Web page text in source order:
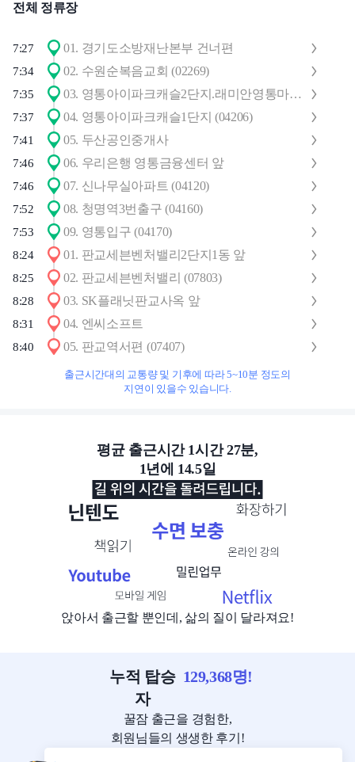
전체 정류장
7:27 01. 경기도소방재난본부 건너편
7:34 02. 수원순복음교회 (02269)
7:35 03. 영통아이파크캐슬2단지.래미안영통마크원1단지(04078)
7:37 04. 영통아이파크캐슬1단지 (04206)
7:41 05. 두산공인중개사
7:46 06. 우리은행 영통금융센터 앞
7:46 07. 신나무실아파트 (04120)
7:52 08. 청명역3번출구 (04160)
7:53 09. 영통입구 (04170)
8:24 01. 판교세븐벤처밸리2단지1동 앞
8:25 02. 판교세븐벤처밸리 (07803)
8:28 03. SK플래닛판교사옥 앞
8:31 04. 엔씨소프트
8:40 05. 판교역서편 (07407)
출근시간대의 교통량 및 기후에 따라 5~10분 정도의
지연이 있을수 있습니다.
평균 출근시간 1시간 27분,
1년에 14.5일
앉아서 출근할 뿐인데, 삶의 질이 달라져요!
누적 탑승
자
129,368명!
꿀잠 출근을 경험한,
회원님들의 생생한 후기!